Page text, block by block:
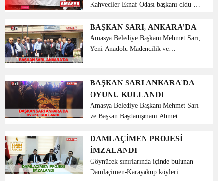
Kahveciler Esnaf Odası başkanı oldu 27
Araştırma Merkezi Toplantı salonunda
Amasya Kahveciler Esnaf Odası 2018 –
2019 – 2020 – 2021 y...
BAŞKAN SARI, ANKARA’DA
Amasya Belediye Başkanı Mehmet Sarı,
Yeni Anadolu Madencilik ve
Genel Kurul toplantısına katıldı. Yeni
Anadolu Madencilik ve Teknol...
BAŞKAN SARI ANKARA’DA
OYUNU KULLANDI
Amasya Belediye Başkanı Mehmet Sarı
ve Başkan Başdanışmanı Ahmet
İlbank Olağan Genel Kurul toplantısına
katıldı. İller Bankası Anonim Şirketinin
Olağan genel kurul t...
DAMLAÇİMEN PROJESİ
İMZALANDI
Göynücek sınırlarında içinde bulunan
Damlaçimen-Karayakup köyleri